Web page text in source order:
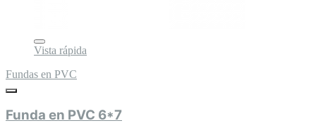
Vista rápida
Fundas en PVC
Funda en PVC 6*7